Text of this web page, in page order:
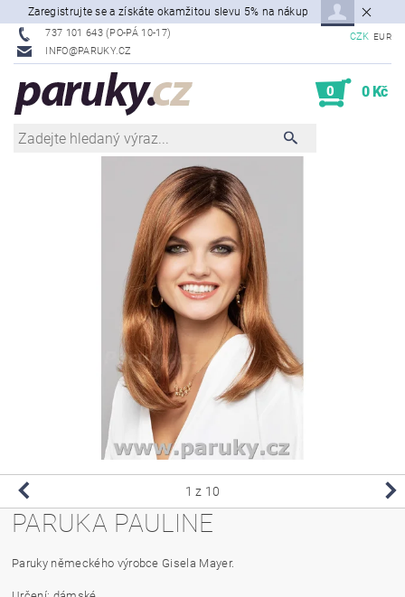
Zaregistrujte se a získáte okamžitou slevu 5% na nákup
737 101 643 (PO-PÁ 10-17)
INFO@PARUKY.CZ
CZK EUR
0 0 Kč
1 z 10
PARUKA PAULINE
Paruky německého výrobce Gisela Mayer.